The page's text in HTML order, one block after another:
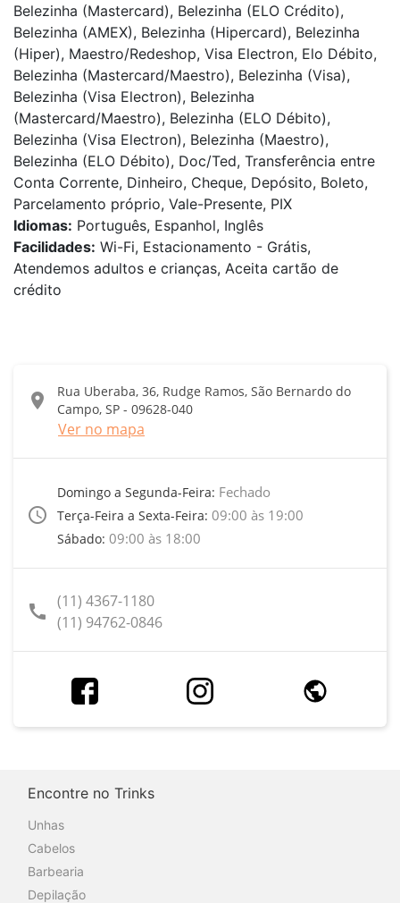
Belezinha (Mastercard), Belezinha (ELO Crédito),
Belezinha (AMEX), Belezinha (Hipercard), Belezinha
(Hiper), Maestro/Redeshop, Visa Electron, Elo Débito,
Belezinha (Mastercard/Maestro), Belezinha (Visa),
Belezinha (Visa Electron), Belezinha
(Mastercard/Maestro), Belezinha (ELO Débito),
Belezinha (Visa Electron), Belezinha (Maestro),
Belezinha (ELO Débito), Doc/Ted, Transferência entre
Conta Corrente, Dinheiro, Cheque, Depósito, Boleto,
Parcelamento próprio, Vale-Presente, PIX
Idiomas: Português, Espanhol, Inglês
Facilidades: Wi-Fi, Estacionamento - Grátis,
Atendemos adultos e crianças, Aceita cartão de
crédito
location_on
Rua Uberaba, 36, Rudge Ramos, São Bernardo do
Campo, SP - 09628-040
Ver no mapa
access_time
Domingo a Segunda-Feira: Fechado
Terça-Feira a Sexta-Feira: 09:00 às 19:00
Sábado: 09:00 às 18:00
call (11) 4367-1180
(11) 94762-0846
Encontre no Trinks
Unhas
Cabelos
Barbearia
Depilação